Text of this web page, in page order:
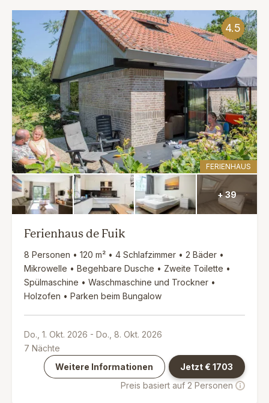
4.5
FERIENHAUS
+ 39
Ferienhaus de Fuik
8 Personen • 120 m² • 4 Schlafzimmer • 2 Bäder •
Mikrowelle • Begehbare Dusche • Zweite Toilette •
Spülmaschine • Waschmaschine und Trockner •
Holzofen • Parken beim Bungalow
Do., 1. Okt. 2026 - Do., 8. Okt. 2026
7 Nächte
Weitere Informationen
Jetzt €1703
Preis basiert auf 2 Personen